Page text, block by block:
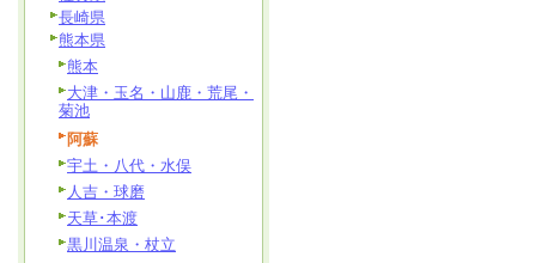
長崎県
熊本県
熊本
大津・玉名・山鹿・荒尾・
菊池
阿蘇
宇土・八代・水俣
人吉・球磨
天草･本渡
黒川温泉・杖立